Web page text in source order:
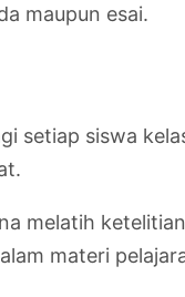
maupun esai.
setiap siswa
melatih
materi